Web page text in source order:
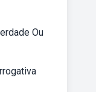
Ou